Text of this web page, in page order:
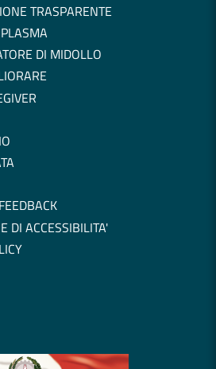
TRASPARENTE
DI MIDOLLO
DI ACCESSIBILITA'